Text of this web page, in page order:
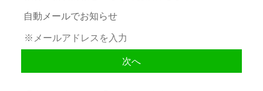
自動メールでお知らせ